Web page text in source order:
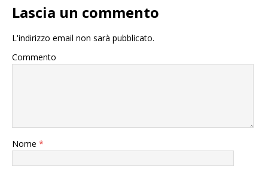
Lascia un commento
L'indirizzo email non sarà pubblicato.
Commento
Nome *